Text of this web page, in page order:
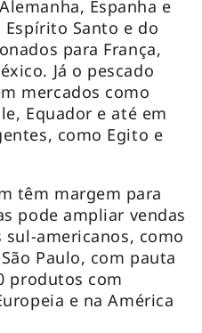
Espanha e
Espírito Santo e do
para França,
Já o pescado
mercados como
Equador e até em
como Egito e
têm margem para
pode ampliar vendas
sul-americanos, como
Paulo, com pauta
produtos com
e na América